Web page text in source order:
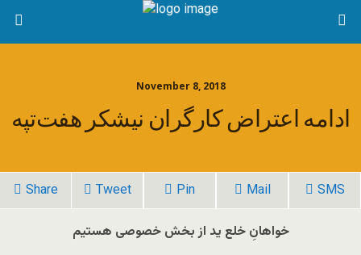
November 8, 2018
ادامه اعتراض کارگران نیشکر هفت‌تپه
Share Tweet Pin Mail SMS
خواهانِ خلع ید از بخش خصوصی هستیم